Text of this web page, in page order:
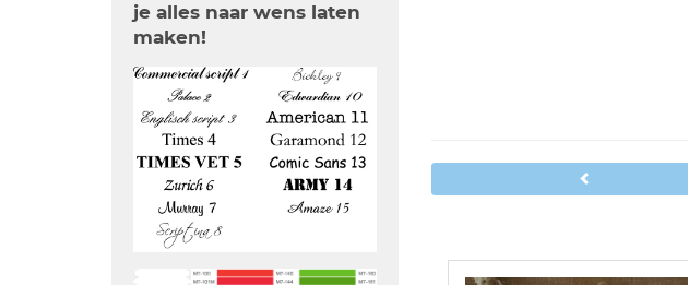
je alles naar wens laten
maken!